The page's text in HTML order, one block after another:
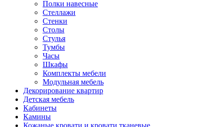
Полки навесные
Стеллажи
Стенки
Столы
Стулья
Тумбы
Часы
Шкафы
Комплекты мебели
Модульная мебель
Декорирование квартир
Детская мебель
Кабинеты
Камины
Кожаные кровати и кровати тканевые